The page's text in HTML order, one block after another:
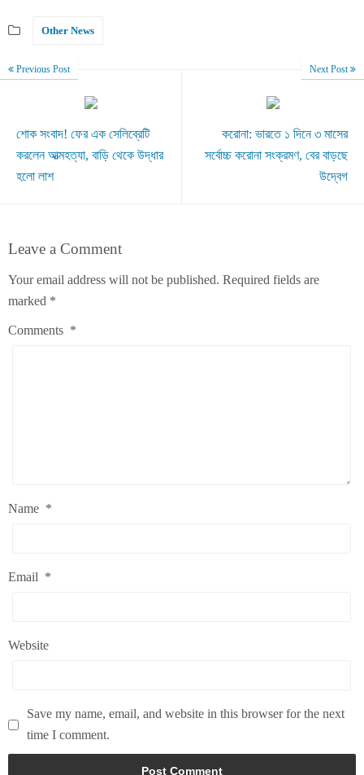
Other News
Previous Post
শোক সংবাদ! ফের এক সেলিব্রেটি
করলেন আত্মহত্যা, বাড়ি থেকে উদ্ধার
হলো লাশ
Next Post
করোনা: ভারতে ১ দিনে ৩ মাসের
সর্বোচ্চ করোনা সংক্রমণ, বের বাড়ছে
উদ্বেগ
Leave a Comment
Your email address will not be published. Required fields are
marked *
Comments *
Name *
Email *
Website
Save my name, email, and website in this browser for the next
time I comment.